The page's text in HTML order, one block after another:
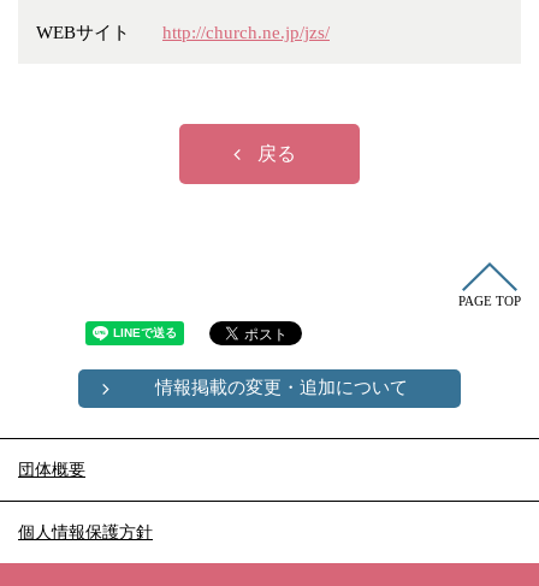
WEBサイト http://church.ne.jp/jzs/
戻る
PAGE TOP
情報掲載の変更・追加について
団体概要
個人情報保護方針